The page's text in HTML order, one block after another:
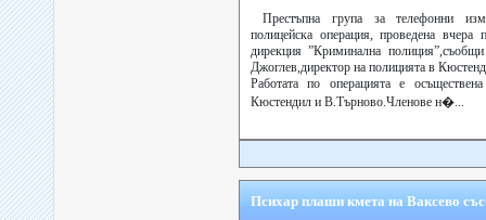
Престъпна група за телефонни
полицейска операция, проведена вчера
дирекция ”Криминална
Джоглев,директор на полицията в
Работата по операцията е
Кюстендил и В.Търново.Членове н�...
Психар плаши кмета на Ваксево